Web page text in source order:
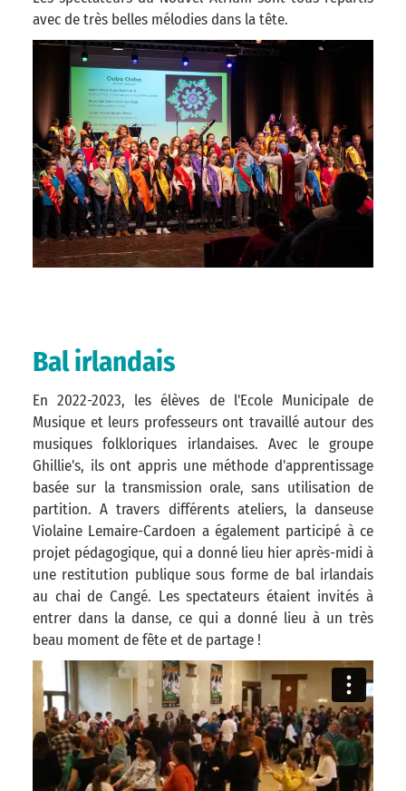
avec de très belles mélodies dans la tête.
Bal irlandais
En 2022-2023, les élèves de l'Ecole Municipale de
Musique et leurs professeurs ont travaillé autour des
musiques folkloriques irlandaises. Avec le groupe
Ghillie's, ils ont appris une méthode d'apprentissage
basée sur la transmission orale, sans utilisation de
partition. A travers différents ateliers, la danseuse
Violaine Lemaire-Cardoen a également participé à ce
projet pédagogique, qui a donné lieu hier après-midi à
une restitution publique sous forme de bal irlandais
au chai de Cangé. Les spectateurs étaient invités à
entrer dans la danse, ce qui a donné lieu à un très
beau moment de fête et de partage !